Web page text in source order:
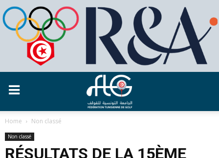
Home Non classé
Non classé
RÉSULTATS DE LA 15ÈME